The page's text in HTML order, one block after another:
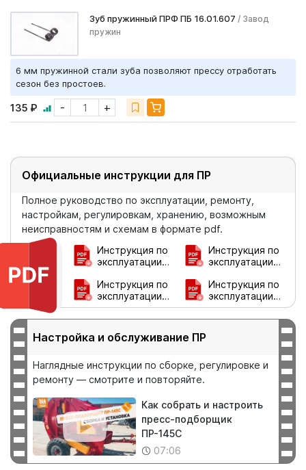
Зуб пружинный ПРФ ПБ 16.01.607 / Завод
пружин
6 мм пружинной стали зуба позволяют прессу отработать
сезон без простоев.
135 ₽ - +
Официальные инструкции для ПР
Полное руководство по эксплуатации, ремонту,
настройкам, регулировкам, хранению, возможным
неисправностям и схемам в формате pdf.
Инструкция по
эксплуатации
Инструкция по
эксплуатации
Инструкция по
эксплуатации
ПР-140Ц
Инструкция по
эксплуатации
ПР-145-C
Настройка и обслуживание ПР
Наглядные инструкции по сборке, регулировке и
ремонту — смотрите и повторяйте.
Как собрать и настроить
пресс-подборщик
ПР-145С
07:06